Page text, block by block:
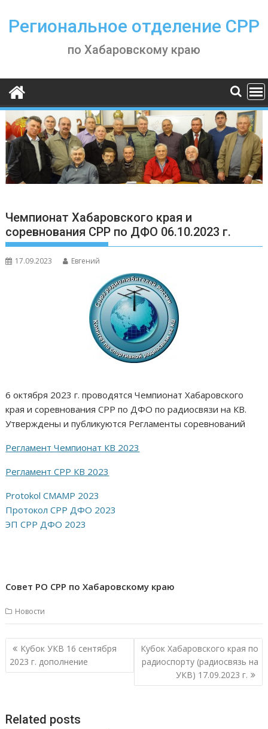
content
Региональное отделение СРР
по Хабаровскому краю
Чемпионат Хабаровского края и
соревнования СРР по ДФО 06.10.2023 г.
17.09.2023 Евгений
6 октября 2023 г. проводятся Чемпионат Хабаровского
края и соревнования СРР по ДФО по радиосвязи на КВ.
Утверждены и публикуются Регламенты соревнований
Регламент Чемпионат КВ 2023
Регламент СРР КВ 2023
Protokol CMAMP 2023
Протокол СРР ДФО 2023
ЭП СРР ДФО 2023
Совет РО СРР по Хабаровскому краю
Новости
Навигация
по
записям
Кубок УКВ 16 сентября
2023 г. дополнение
Кубок Хабаровского края по
радиоспорту (радиосвязь на
УКВ) 17.09.2023 г.
Related posts